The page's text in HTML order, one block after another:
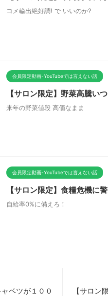
コメ輸出絶好調! で いいのか?
会員限定動画-YouTubeでは言えない話
【サロン限定】野菜高騰い
来年の野菜値段 高価なまま
会員限定動画-YouTubeでは言えない話
【サロン限定】食糧危機に
自給率0%に備えろ！
ベツが１００ 【サロン